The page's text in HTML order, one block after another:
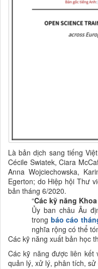
Là bản dịch sang tiếng
Cécile Swiatek, Ciara
Anna Wojciechowska,
Egerton; do Hiệp hội Thư
bản tháng 6/2020.
“Cáckỹ năng
Ủy ban châu Âu
trong báo cáo
nghĩa rộng có thể
Các kỹ năng xuất bản học
Các kỹ năng được liên kết
quản lý, xử lý, phân tích,